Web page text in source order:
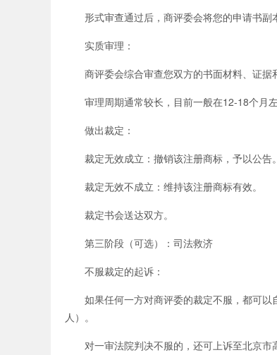
形式审查通过后，商评委会将您的申请书副
实质审理：
商评委会综合审查您双方的书面材料、证据
审理周期通常较长，目前一般在12-18个月左
做出裁定：
裁定无效成立：撤销该注册商标，予以公告
裁定无效不成立：维持该注册商标有效。
裁定书会送达双方。
第三阶段（可选）：司法救济
不服裁定的起诉：
如果任何一方对商评委的裁定不服，都可以
人）。
对一审法院判决不服的，还可上诉至北京市